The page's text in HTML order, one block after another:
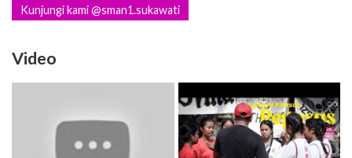
Kunjungi kami @sman1.sukawati
Video